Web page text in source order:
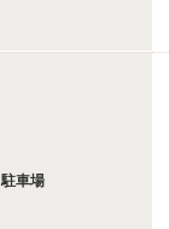
駐車場